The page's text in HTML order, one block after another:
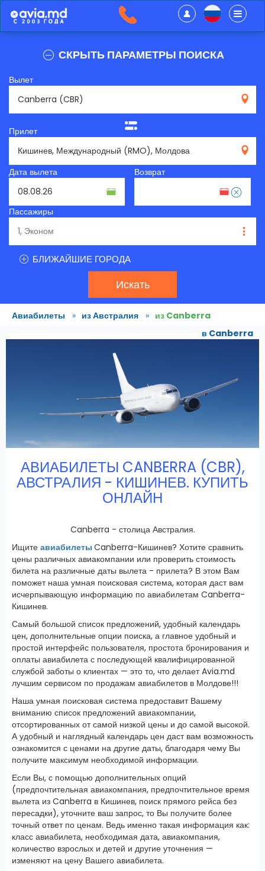
СКРЫТЬ ПАРАМЕТРЫ ПОИСКА
Вылет
Прилет
Дата вылета
Возврат
Пассажиры
БЛИЖАЙШИЕ ГОРОДА
Искать
Авиабилеты » из Австралия » из Canberra
в Canberra
АВИАБИЛЕТЫ CANBERRA (CBR),
АВСТРАЛИЯ - КИШИНЕВ. КУПИТЬ
ОНЛАЙН
Canberra - столица Австралия.
Ищите авиабилеты Canberra-Кишинев? Хотите сравнить
цены различных авиакомпании или проверить стоимость
билета на различные даты вылета - прилета? В этом Вам
поможет наша умная поисковая система, которая даст вам
исчерпывающую информацию по авиабилетам Canberra-
Кишинев.
Самый большой список предложений, удобный календарь
цен, дополнительные опции поиска, а главное удобный и
простой интерфейс пользователя, простота бронирования и
оплаты авиабилета с последующей квалифицированной
службой заботы о клиентах — это то, что делает Avia.md
лучшим сервисом по продажам авиабилетов в Молдове!!!
Наша умная поисковая система предоставит Вашему
вниманию список предложений авиакомпании,
отсортированных от самой низкой цены и до самой высокой.
А удобный и наглядный календарь цен даст вам возможность
ознакомится с ценами на другие даты, благодаря чему Вы
получите максимум необходимой информации.
Если Вы, с помощью дополнительных опций
(предпочтительная авиакомпания, предпочтительное время
вылета из Canberra в Кишинев, поиск прямого рейса без
пересадки), уточните ваш запрос, то Вы получите более
точный ответ по ценам. Ведь именно такая информация как:
класс авиабилета, необходимая дата, авиакомпания,
количество взрослых и детей и другие уточнения —
изменяют на цену Вашего авиабилета.